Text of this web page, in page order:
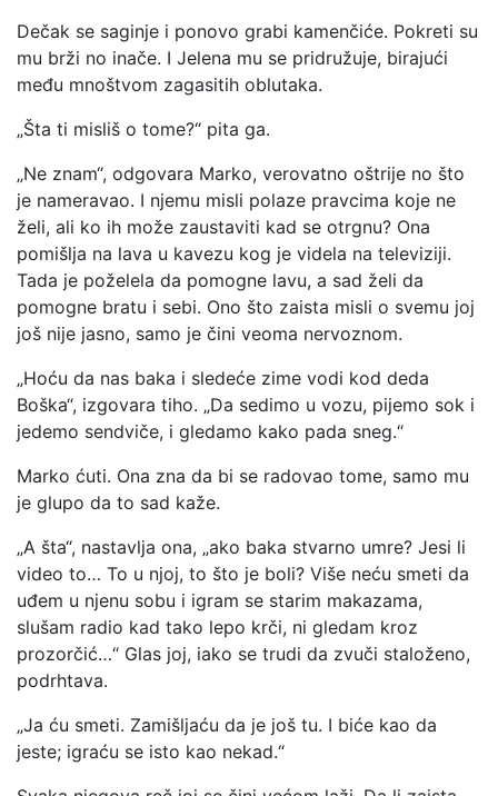
Dečak se saginje i ponovo grabi kamenčiće. Pokreti su
mu brži no inače. I Jelena mu se pridružuje, birajući
među mnoštvom zagasitih oblutaka.
„Šta ti misliš o tome?“ pita ga.
„Ne znam“, odgovara Marko, verovatno oštrije no što
je nameravao. I njemu misli polaze pravcima koje ne
želi, ali ko ih može zaustaviti kad se otrgnu? Ona
pomišlja na lava u kavezu kog je videla na televiziji.
Tada je poželela da pomogne lavu, a sad želi da
pomogne bratu i sebi. Ono što zaista misli o svemu joj
još nije jasno, samo je čini veoma nervoznom.
„Hoću da nas baka i sledeće zime vodi kod deda
Boška“, izgovara tiho. „Da sedimo u vozu, pijemo sok i
jedemo sendviče, i gledamo kako pada sneg.“
Marko ćuti. Ona zna da bi se radovao tome, samo mu
je glupo da to sad kaže.
„A šta“, nastavlja ona, „ako baka stvarno umre? Jesi li
video to… To u njoj, to što je boli? Više neću smeti da
uđem u njenu sobu i igram se starim makazama,
slušam radio kad tako lepo krči, ni gledam kroz
prozorčić…“ Glas joj, iako se trudi da zvuči staloženo,
podrhtava.
„Ja ću smeti. Zamišljaću da je još tu. I biće kao da
jeste; igraću se isto kao nekad.“